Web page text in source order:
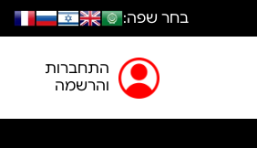
בחר שפה:
התחברות
והרשמה